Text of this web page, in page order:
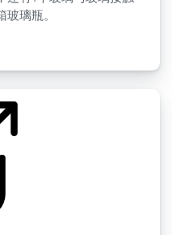
璃瓶。